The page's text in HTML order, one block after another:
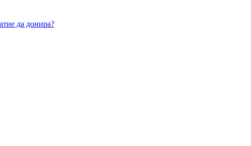
да донира?